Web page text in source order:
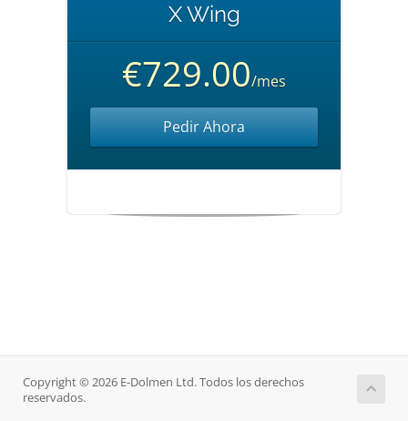
X Wing
€729.00/mes
Pedir Ahora
Copyright © 2026 E-Dolmen Ltd. Todos los derechos
reservados.